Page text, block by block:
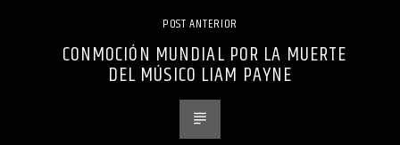
POST ANTERIOR
CONMOCIÓN MUNDIAL POR LA MUERTE
DEL MÚSICO LIAM PAYNE